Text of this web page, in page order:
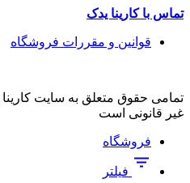
تماس با کارینا یدک
قوانین و مقررات فروشگاه
تمامی حقوق متعلق به سایت
غیر قانونی است
فروشگاه
فیلتر